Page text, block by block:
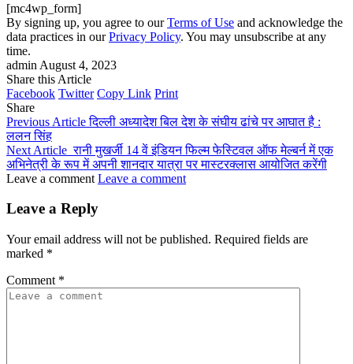
[mc4wp_form]
By signing up, you agree to ourTerms of Use and acknowledge the
data practices in ourPrivacy Policy. You may unsubscribe at any
time.
admin August 4, 2023
Share this Article
Facebook Twitter Copy Link Print
Share
Previous Article दिल्ली अध्यादेश बिल देश के संघीय ढांचे पर आघात है :
ललन सिंह
Next Article रानी मुखर्जी 14 वें इंडियन फिल्म फेस्टिवल ऑफ मेल्बर्न में एक
अभिनेत्री के रूप में अपनी शानदार यात्रा पर मास्टरक्लास आयोजित करेंगी
Leave a comment Leave a comment
Leave a Reply
Your email address will not be published. Required fields are
marked *
Comment *